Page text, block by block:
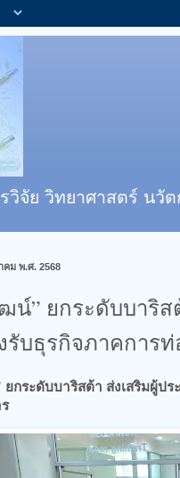
วิจัย วิทยาศาสตร์ นวั
คม พ.ศ. 2568
น์” ยกระดับบาริส
งรับธุรกิจภาคการ
กระดับบาริสต้า ส่งเสริมผู้ปร